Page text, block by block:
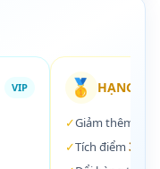
VIP 🥇 HẠNG
✓Giảm thêm
✓Tích điểm 3%